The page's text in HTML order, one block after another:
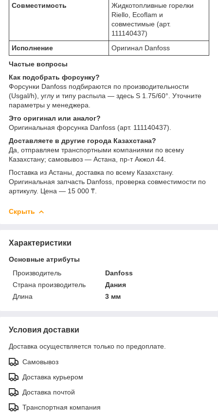
Совместимость
Жидкотопливные горелки
Riello, Ecoflam и
совместимые (арт.
111140437)
Исполнение
Оригинал Danfoss
Частые вопросы
Как подобрать форсунку?
Форсунки Danfoss подбираются по производительности
(Usgal/h), углу и типу распыла — здесь S 1.75/60°. Уточните
параметры у менеджера.
Это оригинал или аналог?
Оригинальная форсунка Danfoss (арт. 111140437).
Доставляете в другие города Казахстана?
Да, отправляем транспортными компаниями по всему
Казахстану; самовывоз — Астана, пр-т Акжол 44.
Поставка из Астаны, доставка по всему Казахстану.
Оригинальная запчасть Danfoss, проверка совместимости по
артикулу. Цена — 15 000 ₸.
Скрыть
Характеристики
Основные атрибуты
Производитель
Danfoss
Страна производитель
Дания
Длина
3 мм
Условия доставки
Доставка осуществляется только по предоплате.
Самовывоз
Доставка курьером
Доставка почтой
Транспортная компания